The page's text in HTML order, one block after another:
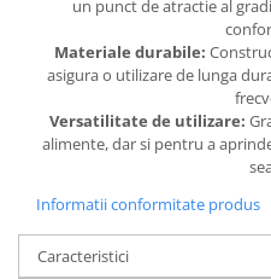
un punct de atractie al
Materiale durabile:
asigura o utilizare de lunga
Versatilitate de utilizare:
alimente, dar si pentru a
Informatii conformitate produs
Caracteristici